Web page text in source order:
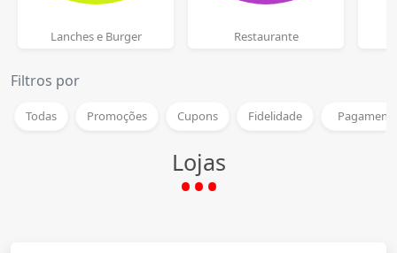
Lanches e Burger Restaurante
Filtros por
Todas Promoções Cupons Fidelidade
Lojas